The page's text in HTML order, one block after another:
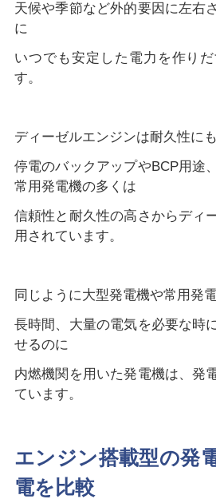
天候や季節など外的要因に左右
に
いつでも安定した電力を作り
す。
ディーゼルエンジンは耐久性に
停電のバックアップやBCP用途
常用発電機の多くは
信頼性と耐久性の高さからディ
用されています。
同じように大型発電機や常用発
長時間、大量の電気を必要な時
せるのに
内燃機関を用いた発電機は、発
ています。
エンジン搭載型の発
電を比較